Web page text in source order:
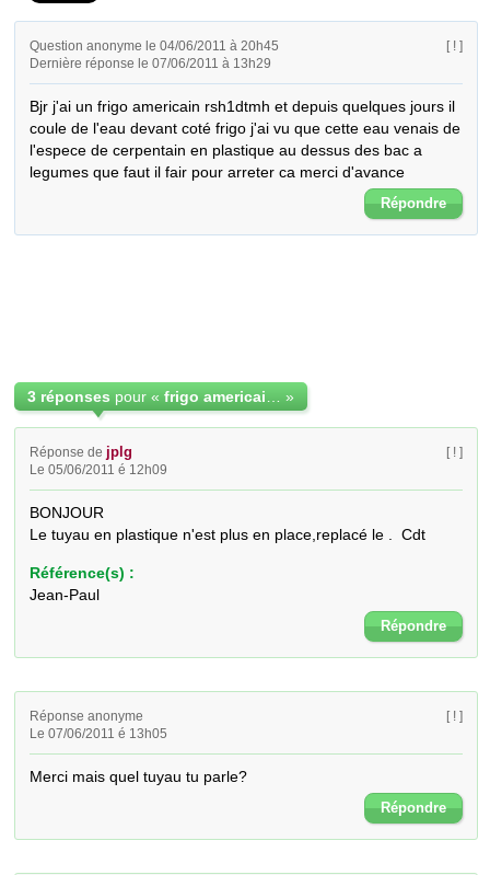
Question anonyme le 04/06/2011 à 20h45
Dernière réponse le 07/06/2011 à 13h29
[ ! ]
Bjr j'ai un frigo americain rsh1dtmh et depuis quelques jours il
coule de l'eau devant coté frigo j'ai vu que cette eau venais de
l'espece de cerpentain en plastique au dessus des bac a
legumes que faut il fair pour arreter ca merci d'avance
Répondre
3 réponses pour « »
Réponse de jplg
Le 05/06/2011 é 12h09
[ ! ]
BONJOUR
Le tuyau en plastique n'est plus en place,replacé le .  Cdt
Référence(s) :
Jean-Paul
Répondre
Réponse anonyme
Le 07/06/2011 é 13h05
[ ! ]
Merci mais quel tuyau tu parle?
Répondre